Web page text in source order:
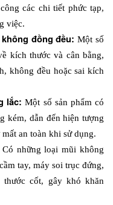
các chi tiết phức tạp,
việc.
đồng đều: Một số
kích thước và cân bằng,
không đều hoặc sai kích
lắc: Một số sản phẩm có
kém, dẫn đến hiện tượng
an toàn khi sử dụng.
Có những loại mũi không
tay, máy soi trục đứng,
cốt, gây khó khăn